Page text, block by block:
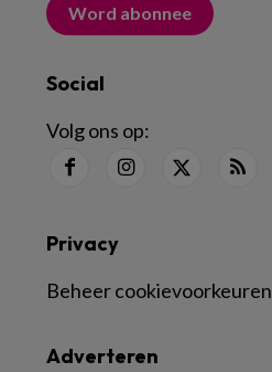
Word abonnee
Social
Volg ons op:
Adverteren
Privacy
Beheer cookievoorkeuren